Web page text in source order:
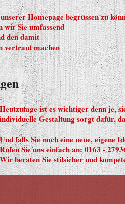
Homepage begrüssen zu
wir Sie umfassend
den damit
vertraut machen
ist es wichtiger denn je,
individuelle Gestaltung sorgt dafür,
falls Sie noch eine neue, eigene
Sie uns einfach an: 0163 -
beraten Sie stilsicher und